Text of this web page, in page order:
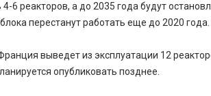
6 реакторов, а до 2035 года будут
перестанут работать еще до 2020 года.
выведет из эксплуатации 12
опубликовать позднее.